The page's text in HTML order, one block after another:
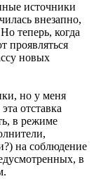
источники
внезапно,
теперь, когда
проявляться
новых
но у меня
отставка
в режиме
на соблюдение
в